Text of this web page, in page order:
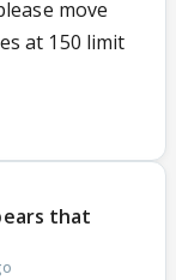
move
at 150 limit
that